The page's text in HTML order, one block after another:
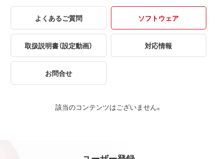
よくあるご質問 ソフトウェア
取扱説明書（設定動画） 対応情報
お問合せ
該当のコンテンツはございません。